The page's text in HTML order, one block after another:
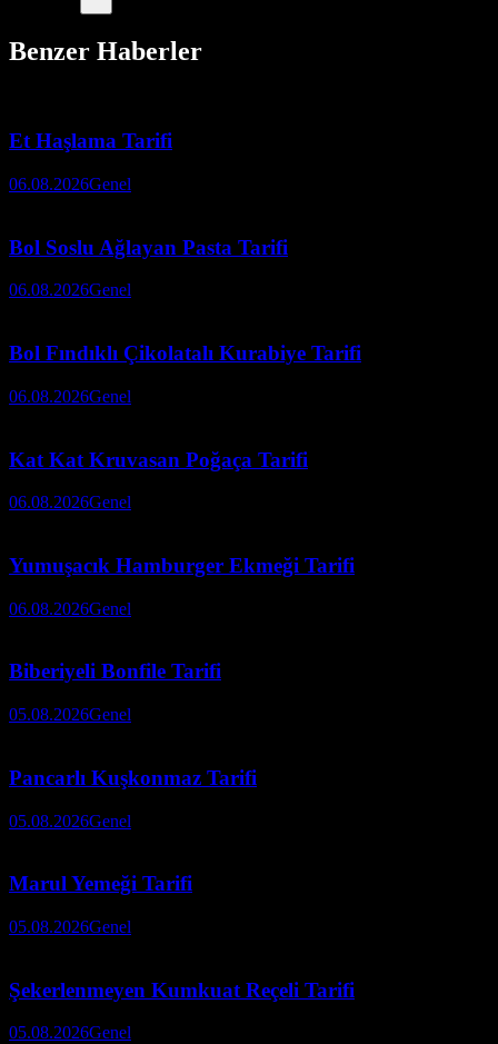
Benzer Haberler
Et Haşlama Tarifi
06.08.2026Genel
Bol Soslu Ağlayan Pasta Tarifi
06.08.2026Genel
Bol Fındıklı Çikolatalı Kurabiye Tarifi
06.08.2026Genel
Kat Kat Kruvasan Poğaça Tarifi
06.08.2026Genel
Yumuşacık Hamburger Ekmeği Tarifi
06.08.2026Genel
Biberiyeli Bonfile Tarifi
05.08.2026Genel
Pancarlı Kuşkonmaz Tarifi
05.08.2026Genel
Marul Yemeği Tarifi
05.08.2026Genel
Şekerlenmeyen Kumkuat Reçeli Tarifi
05.08.2026Genel